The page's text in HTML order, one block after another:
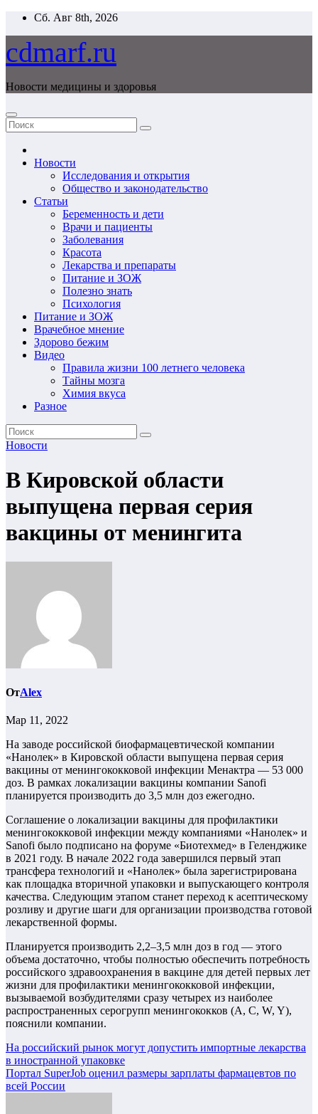
Перейти
содержимому
Сб. Авг 8th, 2026
cdmarf.ru
Новости медицины и здоровья
Новости
Исследования и открытия
Общество и законодательство
Статьи
Беременность и дети
Врачи и пациенты
Заболевания
Красота
Лекарства и препараты
Питание и ЗОЖ
Полезно знать
Психология
Питание и ЗОЖ
Врачебное мнение
Здорово бежим
Видео
Правила жизни 100 летнего человека
Тайны мозга
Химия вкуса
Разное
Новости
В Кировской области
выпущена первая серия
вакцины от менингита
ОтAlex
Мар 11, 2022
На заводе российской биофармацевтической компании
«Нанолек» в Кировской области выпущена первая серия
вакцины от менингококковой инфекции Менактра — 53 000
доз. В рамках локализации вакцины компании Sanofi
планируется производить до 3,5 млн доз ежегодно.
Соглашение о локализации вакцины для профилактики
менингококковой инфекции между компаниями «Нанолек» и
Sanofi было подписано на форуме «Биотехмед» в Геленджике
в 2021 году. В начале 2022 года завершился первый этап
трансфера технологий и «Нанолек» была зарегистрирована
как площадка вторичной упаковки и выпускающего контроля
качества. Следующим этапом станет переход к асептическому
розливу и другие шаги для организации производства готовой
лекарственной формы.
Планируется производить 2,2–3,5 млн доз в год — этого
объема достаточно, чтобы полностью обеспечить потребность
российского здравоохранения в вакцине для детей первых лет
жизни для профилактики менингококковой инфекции,
вызываемой возбудителями сразу четырех из наиболее
распространенных серогрупп менингококков (А, С, W, Y),
пояснили компании.
Навигация
по
записям
На российский рынок могут допустить импортные лекарства
в иностранной упаковке
Портал SuperJob оценил размеры зарплаты фармацевтов по
всей России